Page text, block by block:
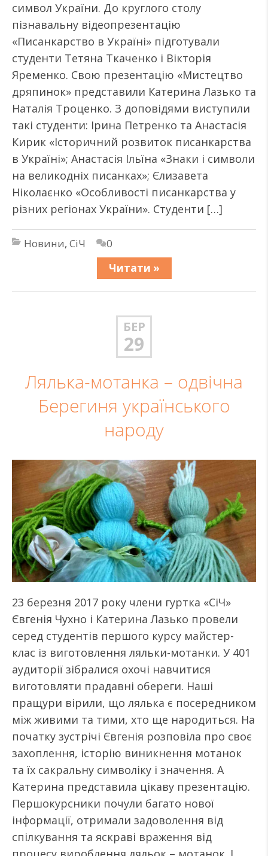
символ України. До круглого столу
пізнавальну відеопрезентацію
«Писанкарство в Україні» підготували
студенти Тетяна Ткаченко і Вікторія
Яременко. Свою презентацію «Мистецтво
дряпинок» представили Катерина Лазько та
Наталія Троценко. З доповідями виступили
такі студенти: Ірина Петренко та Анастасія
Кирик «Історичний розвиток писанкарства
в Україні»; Анастасія Ільїна «Знаки і символи
на великодніх писанках»; Єлизавета
Ніколаєнко «Особливості писанкарства у
різних регіонах України». Студенти […]
Новини, СіЧ
0
Читати »
БЕР
29
Лялька-мотанка – одвічна
Берегиня українського
народу
23 березня 2017 року члени гуртка «СіЧ»
Євгенія Чухно і Катерина Лазько провели
серед студентів першого курсу майстер-
клас із виготовлення ляльки-мотанки. У 401
аудиторії зібралися охочі навчитися
виготовляти прадавні обереги. Наші
пращури вірили, що лялька є посередником
між живими та тими, хто ще народиться. На
початку зустрічі Євгенія розповіла про своє
захоплення, історію виникнення мотанок
та їх сакральну символіку і значення. А
Катерина представила цікаву презентацію.
Першокурсники почули багато нової
інформації, отримали задоволення від
спілкування та яскраві враження від